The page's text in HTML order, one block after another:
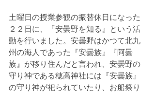
土曜日の授業参観の振替休日になった
２２日に、『安曇野を知る』という活
動を行いました。安曇野はかつて北九
州の海人であった『安曇族』『阿曇
族』が移り住んだと言われ、安曇野の
守り神である穂高神社には『安曇族』
の守り神が祀られていたり、お船祭り